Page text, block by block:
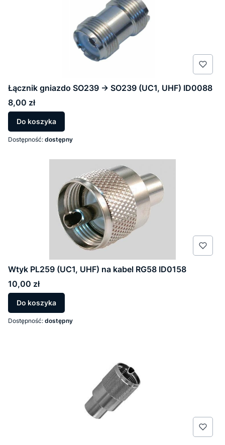
Łącznik gniazdo SO239 -> SO239 (UC1, UHF) ID0088
Cena
8,00 zł
Do koszyka
Dostępność: dostępny
Wtyk PL259 (UC1, UHF) na kabel RG58 ID0158
Cena
10,00 zł
Do koszyka
Dostępność: dostępny